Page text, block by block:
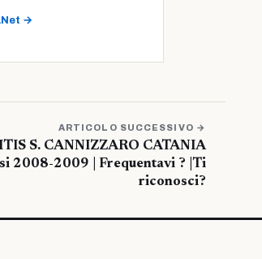
→
ARTICOLO SUCCESSIVO →
S. CANNIZZARO CATANIA
2008-2009 | Frequentavi ? |Ti
riconosci?